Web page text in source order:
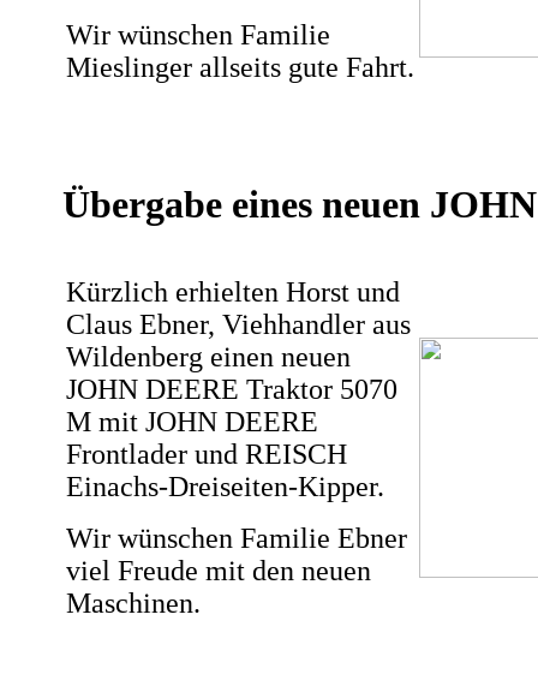
Wir wünschen Familie
Mieslinger allseits gute Fahrt.
Übergabe eines neuen
Kürzlich erhielten Horst und
Claus Ebner, Viehhandler aus
Wildenberg einen neuen
JOHN DEERE Traktor 5070
M mit JOHN DEERE
Frontlader und REISCH
Einachs-Dreiseiten-Kipper.
Wir wünschen Familie Ebner
viel Freude mit den neuen
Maschinen.